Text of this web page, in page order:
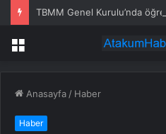
Menü
Anasayfa / Haber
Haber